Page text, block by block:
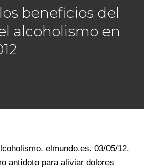
beneficios del
alcoholismo en
elmundo.es. 03/05/12.
antídoto para aliviar dolores